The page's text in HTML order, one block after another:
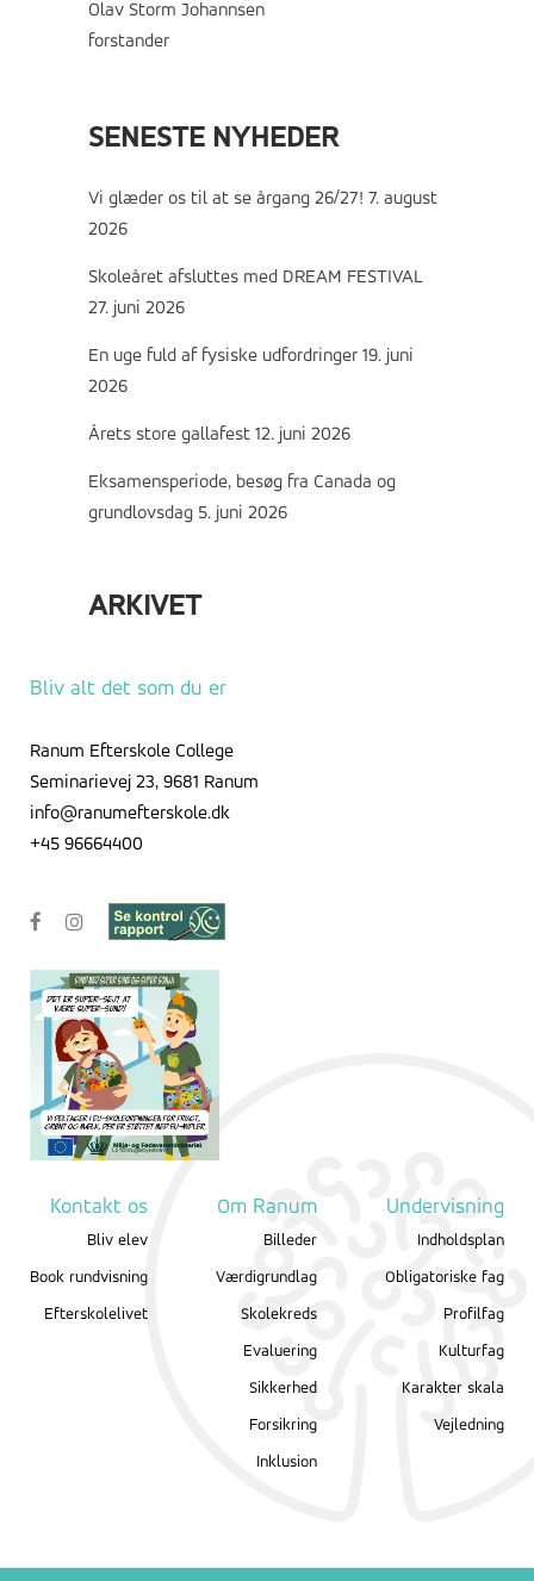
Olav Storm Johannsen
forstander
SENESTE NYHEDER
Vi glæder os til at se årgang 26/27! 7. august
2026
Skoleåret afsluttes med DREAM FESTIVAL
27. juni 2026
En uge fuld af fysiske udfordringer 19. juni
2026
Årets store gallafest 12. juni 2026
Eksamensperiode, besøg fra Canada og
grundlovsdag 5. juni 2026
ARKIVET
Bliv alt det som du er
Ranum Efterskole College
Seminarievej 23, 9681 Ranum
info@ranumefterskole.dk
+45 96664400
Kontakt os
Bliv elev
Book rundvisning
Efterskolelivet
Om Ranum
Billeder
Værdigrundlag
Skolekreds
Evaluering
Sikkerhed
Forsikring
Inklusion
Undervisning
Indholdsplan
Obligatoriske fag
Profilfag
Kulturfag
Karakter skala
Vejledning